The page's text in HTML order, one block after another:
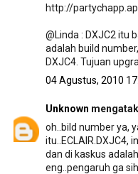
http://
@Linda : DXJC2 itu
adalah build
DXJC4. Tujuan
04 Agustus, 2010
Unknown
oh..bild number ya,
itu..ECLAIR.DXJC4,
dan di kaskus adalah
eng..pengaruh ga